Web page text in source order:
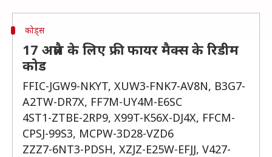
कोड्स
17 अप्रैल के लिए फ्री फायर मैक्स के रिडीम
कोड
FFIC-JGW9-NKYT, XUW3-FNK7-AV8N, B3G7-
A2TW-DR7X, FF7M-UY4M-E6SC
4ST1-ZTBE-2RP9, X99T-K56X-DJ4X, FFCM-
CPSJ-99S3, MCPW-3D28-VZD6
ZZZ7-6NT3-PDSH, XZJZ-E25W-EFJJ, V427-